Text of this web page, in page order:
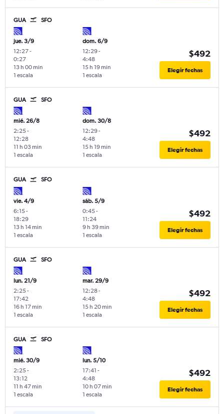
GUA SFO
jue. 3/9
12:27-
0:27
1 escala
13 h 00 min
dom. 6/9
12:29-
4:48
1 escala
15 h 19 min
$492
Elegir fechas
GUA SFO
mié. 26/8
2:25-
12:28
1 escala
11 h 03 min
dom. 30/8
12:29-
4:48
1 escala
15 h 19 min
$492
Elegir fechas
GUA SFO
vie. 4/9
6:15-
18:29
1 escala
13 h 14 min
sáb. 5/9
0:45-
11:24
1 escala
9 h 39 min
$492
Elegir fechas
GUA SFO
lun. 21/9
2:25-
17:42
1 escala
16 h 17 min
mar. 29/9
12:28-
4:48
1 escala
15 h 20 min
$492
Elegir fechas
GUA SFO
mié. 30/9
2:25-
13:12
1 escala
11 h 47 min
lun. 5/10
17:41 -
4:48
1 escala
10 h 07 min
$492
Elegir fechas